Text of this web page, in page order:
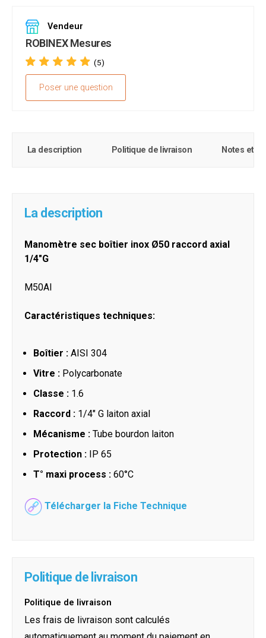
Vendeur
ROBINEX Mesures
(5)
Poser une question
La description Politique de livraison Notes et
La description
Manomètre sec boîtier inox Ø50 raccord axial
1/4"G
M50AI
Caractéristiques techniques:
Boîtier : AISI 304
Vitre : Polycarbonate
Classe : 1.6
Raccord : 1/4" G laiton axial
Mécanisme : Tube bourdon laiton
Protection : IP 65
T° maxi process : 60°C
Télécharger la Fiche Technique
Politique de livraison
Politique de livraison
Les frais de livraison sont calculés